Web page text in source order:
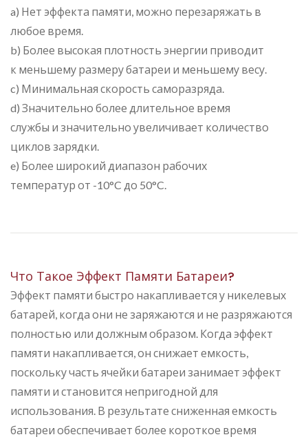
a) Нет эффекта памяти, можно перезаряжать в
любое время.
b) Более высокая плотность энергии приводит
к меньшему размеру батареи и меньшему весу.
c) Минимальная скорость саморазряда.
d) Значительно более длительное время
службы и значительно увеличивает количество
циклов зарядки.
e) Более широкий диапазон рабочих
температур от -10°C до 50°C.
Что Такое Эффект Памяти Батареи?
Эффект памяти быстро накапливается у никелевых
батарей, когда они не заряжаются и не разряжаются
полностью или должным образом. Когда эффект
памяти накапливается, он снижает емкость,
поскольку часть ячейки батареи занимает эффект
памяти и становится непригодной для
использования. В результате сниженная емкость
батареи обеспечивает более короткое время